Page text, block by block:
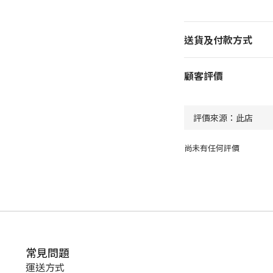
送貨及付款方式
顧客評價
尚未有任何評價
常見問題
運送方式